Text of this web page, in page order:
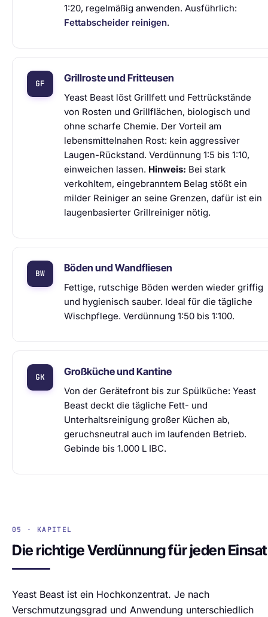
1:20, regelmäßig anwenden. Ausführlich:
Fettabscheider reinigen.
Grillroste und Fritteusen
Yeast Beast löst Grillfett und Fettrückstände
von Rosten und Grillflächen, biologisch und
ohne scharfe Chemie. Der Vorteil am
lebensmittelnahen Rost: kein aggressiver
Laugen-Rückstand. Verdünnung 1:5 bis 1:10,
einweichen lassen. Hinweis: Bei stark
verkohltem, eingebranntem Belag stößt ein
milder Reiniger an seine Grenzen, dafür ist ein
laugenbasierter Grillreiniger nötig.
Böden und Wandfliesen
Fettige, rutschige Böden werden wieder griffig
und hygienisch sauber. Ideal für die tägliche
Wischpflege. Verdünnung 1:50 bis 1:100.
Großküche und Kantine
Von der Gerätefront bis zur Spülküche: Yeast
Beast deckt die tägliche Fett- und
Unterhaltsreinigung großer Küchen ab,
geruchsneutral auch im laufenden Betrieb.
Gebinde bis 1.000 L IBC.
05 · KAPITEL
Die richtige Verdünnung für jeden
Yeast Beast ist ein Hochkonzentrat. Je nach
Verschmutzungsgrad und Anwendung unterschiedlich